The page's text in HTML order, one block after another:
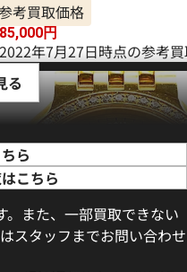
考買取価格
円
年7月27日時点の参考
る
ら
こちら
また、一部買取できない
スタッフまでお問い合わせ